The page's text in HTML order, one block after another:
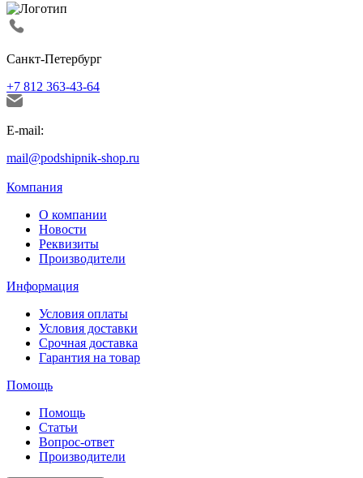
Санкт-Петербург
+7 812 363-43-64
E-mail:
mail@podshipnik-shop.ru
Компания
О компании
Новости
Реквизиты
Производители
Информация
Условия оплаты
Условия доставки
Срочная доставка
Гарантия на товар
Помощь
Помощь
Статьи
Вопрос-ответ
Производители